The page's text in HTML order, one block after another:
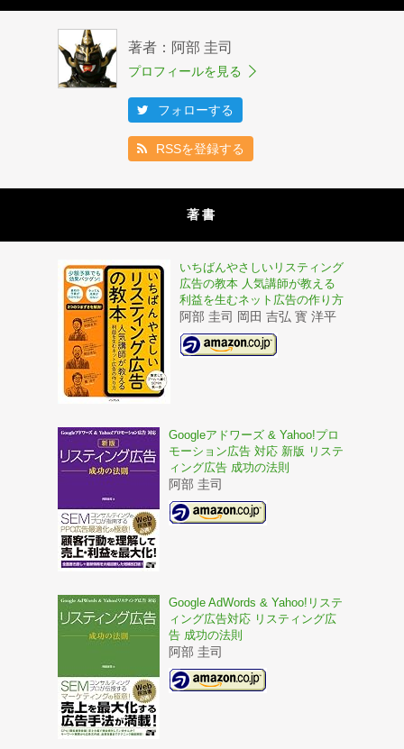
著者：阿部 圭司
プロフィールを見る
フォローする
RSSを登録する
著書
いちばんやさしいリスティング
広告の教本 人気講師が教える
利益を生むネット広告の作り方
阿部 圭司 岡田 吉弘 寳 洋平
Googleアドワーズ & Yahoo!プロ
モーション広告 対応 新版 リステ
ィング広告 成功の法則
阿部 圭司
Google AdWords & Yahoo!リステ
ィング広告対応 リスティング広
告 成功の法則
阿部 圭司